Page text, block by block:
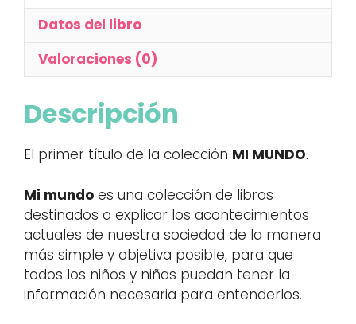
Datos del libro
Valoraciones (0)
Descripción
El primer título de la colección MI MUNDO.
Mi mundo es una colección de libros
destinados a explicar los acontecimientos
actuales de nuestra sociedad de la manera
más simple y objetiva posible, para que
todos los niños y niñas puedan tener la
información necesaria para entenderlos.